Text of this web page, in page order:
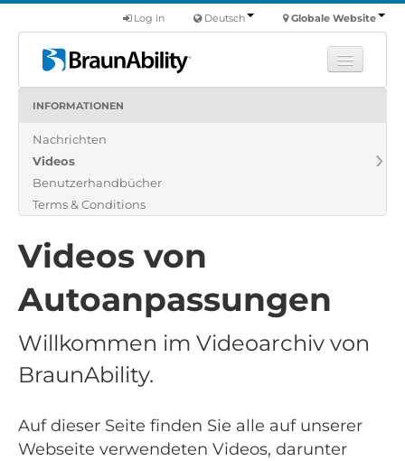
Globale Website
Deutsch
Log in
Produkte
Über uns
Finde einen Händler
INFORMATIONEN
Nachrichten
Videos
Benutzerhandbücher
Terms & Conditions
Videos von
Autoanpassungen
Willkommen im Videoarchiv von
BraunAbility.
Auf dieser Seite finden Sie alle auf unserer
Webseite verwendeten Videos, darunter